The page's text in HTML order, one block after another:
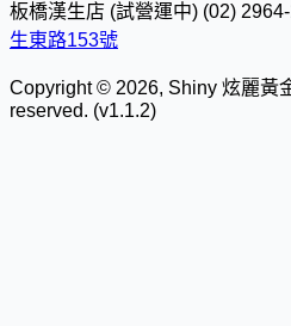
板橋漢生店 (試營運中) (02)
生東路153號
Copyright © 2026, Shiny 炫麗黃
reserved. (v1.1.2)